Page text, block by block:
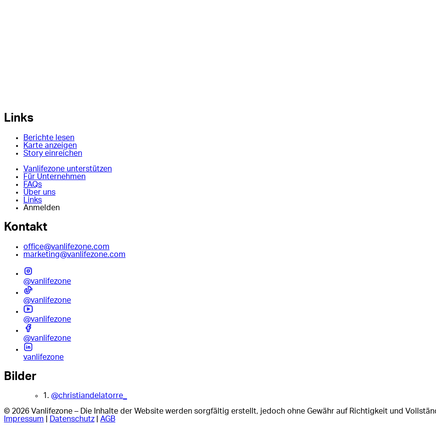
Links
Berichte lesen
Karte anzeigen
Story einreichen
Vanlifezone unterstützen
Für Unternehmen
FAQs
Über uns
Links
Anmelden
Kontakt
office@vanlifezone.com
marketing@vanlifezone.com
@vanlifezone
@vanlifezone
@vanlifezone
@vanlifezone
vanlifezone
Bilder
1. @christiandelatorre_
© 2026 Vanlifezone – Die Inhalte der Website werden sorgfältig erstellt, jedoch ohne Gewähr auf Richtigkeit und
Impressum
Datenschutz| AGB